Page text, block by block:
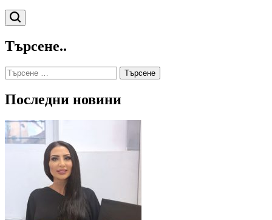
Търсене
Търсене..
Търсене
за:
Последни новини